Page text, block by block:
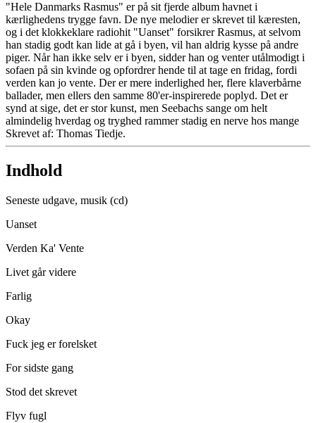
"Hele Danmarks Rasmus" er på sit fjerde album havnet i
kærlighedens trygge favn. De nye melodier er skrevet til kæresten,
og i det klokkeklare radiohit "Uanset" forsikrer Rasmus, at selvom
han stadig godt kan lide at gå i byen, vil han aldrig kysse på andre
piger. Når han ikke selv er i byen, sidder han og venter utålmodigt i
sofaen på sin kvinde og opfordrer hende til at tage en fridag, fordi
verden kan jo vente. Der er mere inderlighed her, flere klaverbårne
ballader, men ellers den samme 80'er-inspirerede poplyd. Det er
synd at sige, det er stor kunst, men Seebachs sange om helt
almindelig hverdag og tryghed rammer stadig en nerve hos mange
Skrevet af: Thomas Tiedje.
Indhold
Seneste udgave, musik (cd)
Uanset
Verden Ka' Vente
Livet går videre
Farlig
Okay
Fuck jeg er forelsket
For sidste gang
Stod det skrevet
Flyv fugl